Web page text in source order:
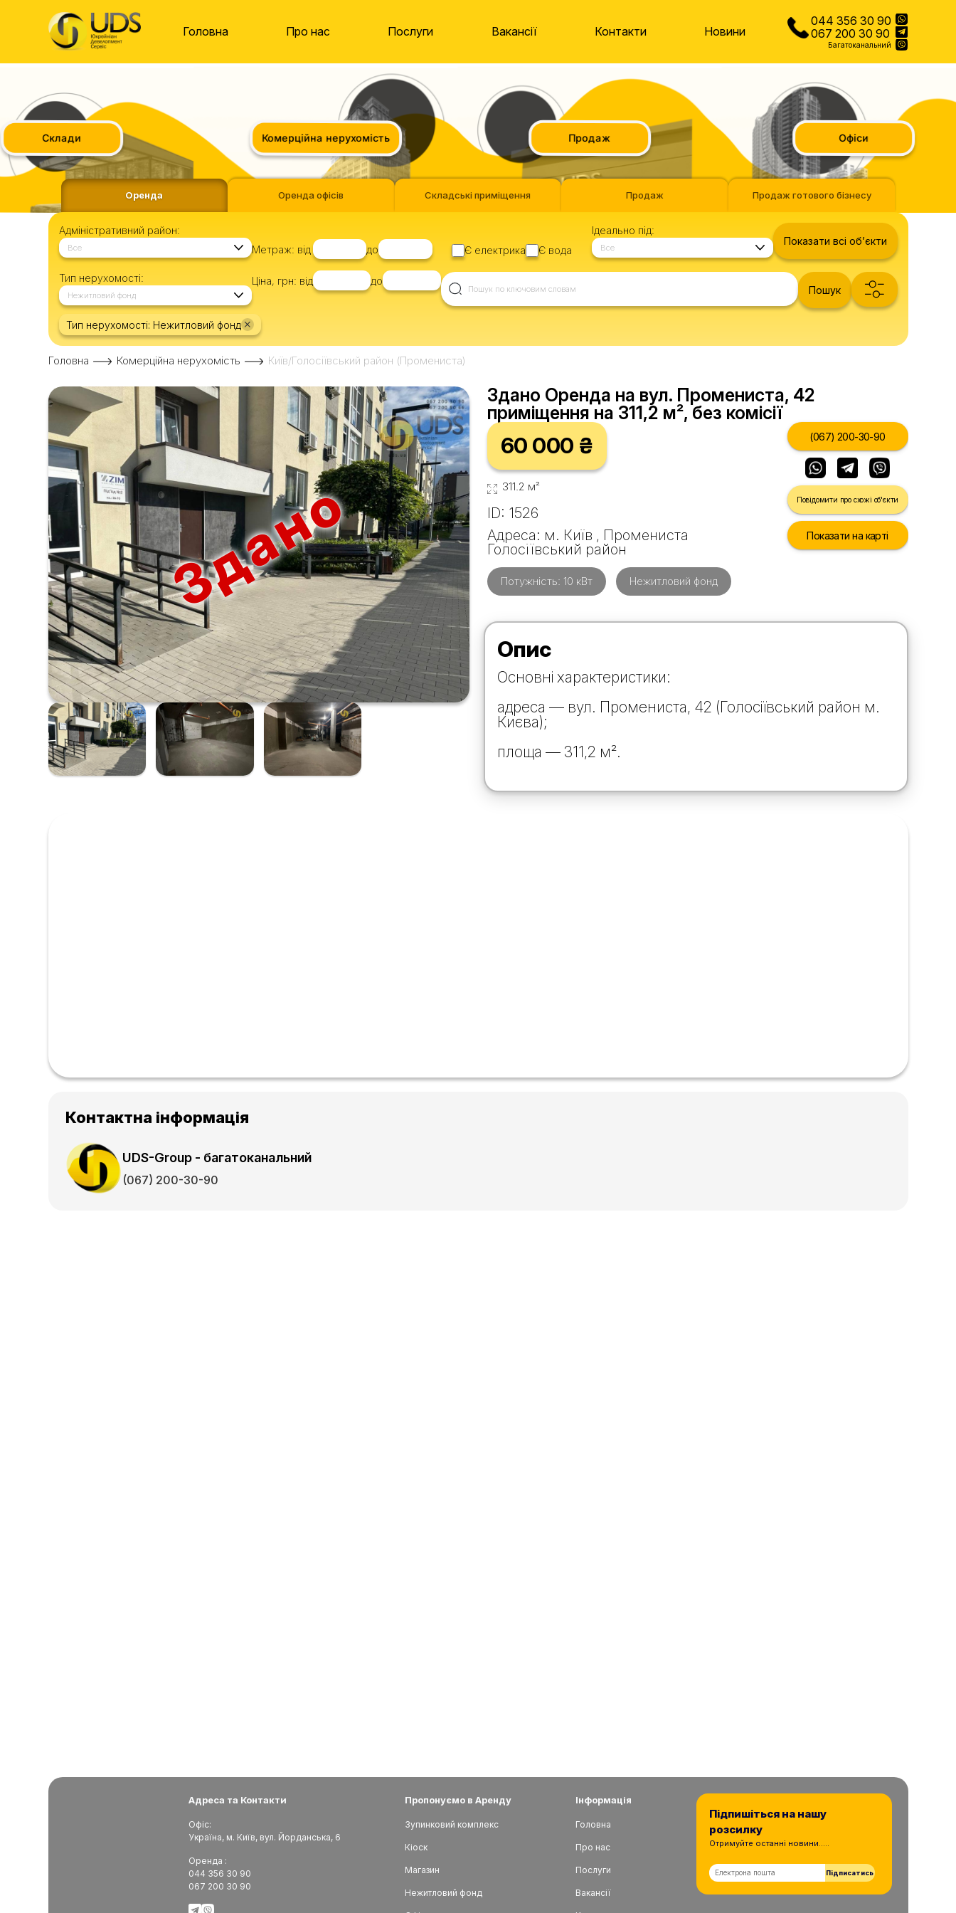
Головна Про нас Послуги Вакансії Контакти Новини
044 356 30 90
067 200 30 90
Багатоканальний
Склади Комерційна нерухомість Продаж Офіси
Оренда Оренда офісів Складські приміщення Продаж Продаж готового бізнесу
Адміністративний район:
Все Метраж: від до Є електрика Є вода
Ідеально під:
Все
Показати всі обʼєкти
Тип нерухомості:
Нежитловий фонд
Ціна, грн: від до
Пошук
Тип нерухомості: Нежитловий фонд ×
Головна Комерційна нерухомість Київ/Голосіївський район (Промениста)
Здано
Здано Оренда на вул. Промениста, 42
приміщення на 311,2 м², без комісії
60 000 ₴
311.2 м²
ID: 1526
Адреса: м. Київ , Промениста
Голосіївський район
(067) 200-30-90
Повідомити про схожі об'єкти
Показати на карті
Потужність: 10 кВт Нежитловий фонд
Опис
Основні характеристики:
адреса — вул. Промениста, 42 (Голосіївський район м.
Києва);
площа — 311,2 м².
Контактна інформація
UDS-Group - багатоканальний
(067) 200-30-90
Адреса та Контакти
Офіс:
Україна, м. Київ, вул. Йорданська, 6
Оренда :
044 356 30 90
067 200 30 90
Пропонуємо в Аренду
Зупинковий комплекс
Кіоск
Магазин
Нежитловий фонд
Інформація
Головна
Про нас
Послуги
Вакансії
Підпишіться на нашу
розсилку
Отримуйте останні новини.....
Підписатись